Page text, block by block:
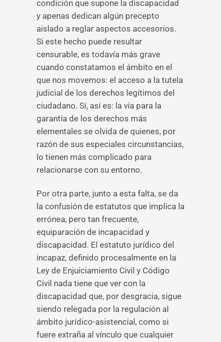
condición que supone la discapacidad
y apenas dedican algún precepto
aislado a reglar aspectos accesorios.
Si este hecho puede resultar
censurable, es todavía más grave
cuando constatamos el ámbito en el
que nos movemos: el acceso a la tutela
judicial de los derechos legítimos del
ciudadano. Sí, así es: la vía para la
garantía de los derechos más
elementales se olvida de quienes, por
razón de sus especiales circunstancias,
lo tienen más complicado para
relacionarse con su entorno.
Por otra parte, junto a esta falta, se da
la confusión de estatutos que implica la
errónea, pero tan frecuente,
equiparación de incapacidad y
discapacidad. El estatuto jurídico del
incapaz, definido procesalmente en la
Ley de Enjuiciamiento Civil y Código
Civil nada tiene que ver con la
discapacidad que, por desgracia, sigue
siendo relegada por la regulación al
ámbito jurídico-asistencial, como si
fuere extraña al vínculo que cualquier